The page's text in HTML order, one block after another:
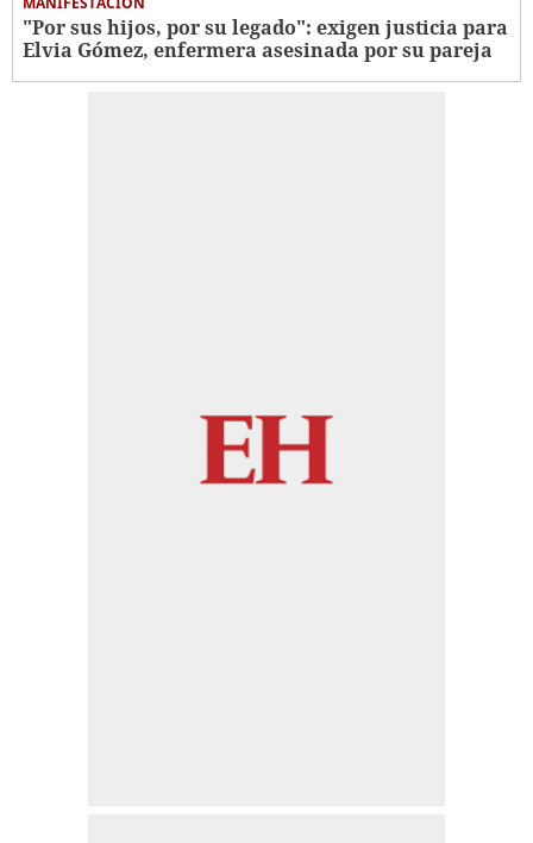
"Por sus hijos, por su legado": exigen justicia para
Elvia Gómez, enfermera asesinada por su pareja